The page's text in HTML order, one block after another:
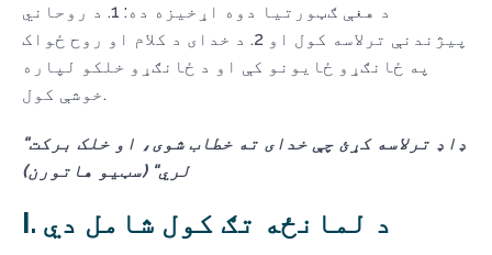
د هغې ګټورتیا دوه اړخیزه ده: 1. د روحاني
پیژندنې ترلاسه کول او 2. د خدای د کلام او روح ځواک
په ځانګړو ځایونو کې او د ځانګړو خلکو لپاره
خوشې کول.
"ډاډ ترلاسه کړئ چې خدای ته خطاب شوی، او خلک برکت
لري" (سټیو هاتورن)
I. د لمانځه تګ کول شامل دي